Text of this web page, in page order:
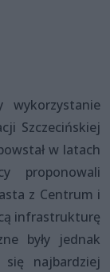
wykorzystanie
Szczecińskiej
w latach
proponowali
z Centrum i
infrastrukturę
były jednak
najbardziej